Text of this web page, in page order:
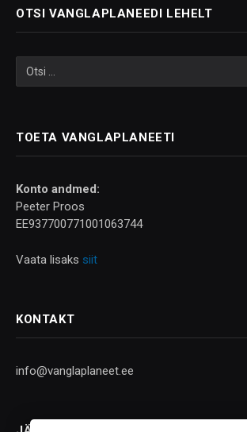
OTSI VANGLAPLANEEDI LEHELT
TOETA VANGLAPLANEETI
Konto andmed:
Peeter Proos
EE937700771001063744
Vaata lisaks siit
KONTAKT
info@vanglaplaneet.ee